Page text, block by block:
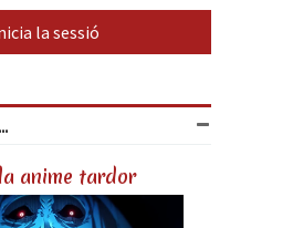
anime tardor